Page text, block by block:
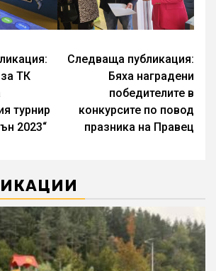
ТК
турнир
2023“
Следваща публикация:
Бяха наградени
победителите в
конкурсите по повод
празника на Правец